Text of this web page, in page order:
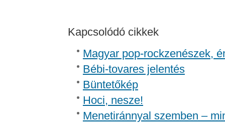
Kapcsolódó cikkek
Magyar pop-rockzenészek,
Bébi-tovares jelentés
Büntetőkép
Hoci, nesze!
Menetiránnyal szemben –